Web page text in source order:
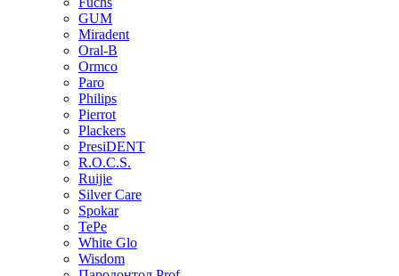
GUM
Miradent
Oral-B
Ormco
Paro
Philips
Pierrot
Plackers
PresiDENT
R.O.C.S.
Ruijie
Silver Care
Spokar
TePe
White Glo
Wisdom